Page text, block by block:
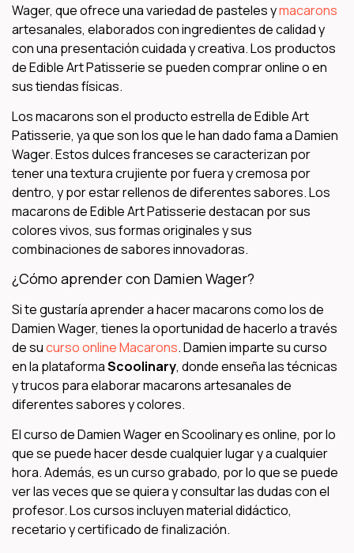
Wager, que ofrece una variedad de pasteles ymacarons
artesanales, elaborados con ingredientes de calidad y
con una presentación cuidada y creativa. Los productos
de Edible Art Patisserie se pueden comprar online o en
sus tiendas físicas.
Los macarons son el producto estrella de Edible Art
Patisserie, ya que son los que le han dado fama a Damien
Wager. Estos dulces franceses se caracterizan por
tener una textura crujiente por fuera y cremosa por
dentro, y por estar rellenos de diferentes sabores. Los
macarons de Edible Art Patisserie destacan por sus
colores vivos, sus formas originales y sus
combinaciones de sabores innovadoras.
¿Cómo aprender con Damien Wager?
Si te gustaría aprender a hacer macarons como los de
Damien Wager, tienes la oportunidad de hacerlo a través
de sucurso online Macarons. Damien imparte su curso
en la plataformaScoolinary, donde enseña las técnicas
y trucos para elaborar macarons artesanales de
diferentes sabores y colores.
El curso de Damien Wager en Scoolinary es online, por lo
que se puede hacer desde cualquier lugar y a cualquier
hora. Además, es un curso grabado, por lo que se puede
ver las veces que se quiera y consultar las dudas con el
profesor. Los cursos incluyen material didáctico,
recetario y certificado de finalización.